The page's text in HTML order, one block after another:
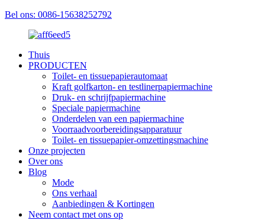
Bel ons: 0086-15638252792
Thuis
PRODUCTEN
Toilet- en tissuepapierautomaat
Kraft golfkarton- en testlinerpapiermachine
Druk- en schrijfpapiermachine
Speciale papiermachine
Onderdelen van een papiermachine
Voorraadvoorbereidingsapparatuur
Toilet- en tissuepapier-omzettingsmachine
Onze projecten
Over ons
Blog
Mode
Ons verhaal
Aanbiedingen & Kortingen
Neem contact met ons op